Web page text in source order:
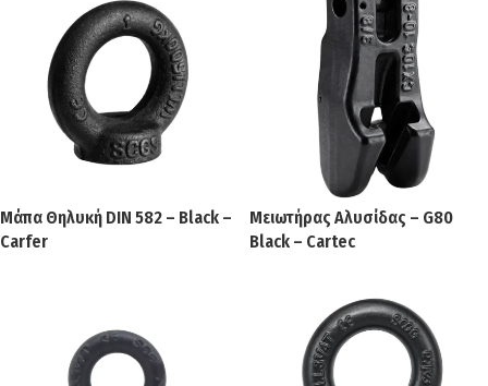
Μάπα Θηλυκή DIN 582 – Black –
Carfer
Μειωτήρας Αλυσίδας – G80
Black – Cartec